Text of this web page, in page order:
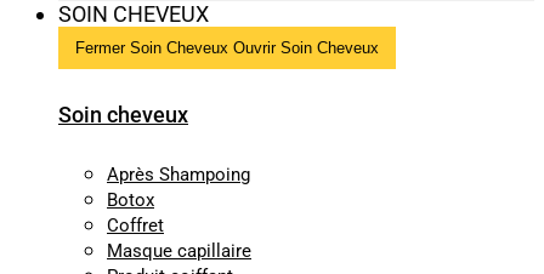
SOIN CHEVEUX
Fermer Soin Cheveux Ouvrir Soin Cheveux
Soin cheveux
Après Shampoing
Botox
Coffret
Masque capillaire